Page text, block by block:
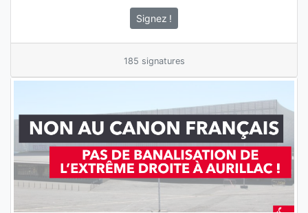
Signez !
185 signatures